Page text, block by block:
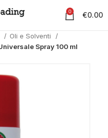
0 €0.00
Oli e Solventi
Spray 100 ml